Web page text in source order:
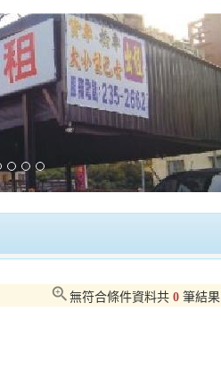
zoom_in 無符合條件資料共 0筆結果